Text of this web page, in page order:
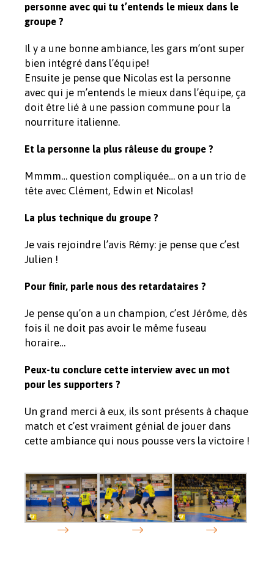
personne avec qui tu t’entends le mieux dans le
groupe ?
Il y a une bonne ambiance, les gars m’ont super
bien intégré dans l’équipe!
Ensuite je pense que Nicolas est la personne
avec qui je m’entends le mieux dans l’équipe, ça
doit être lié à une passion commune pour la
nourriture italienne.
Et la personne la plus râleuse du groupe ?
Mmmm… question compliquée… on a un trio de
tête avec Clément, Edwin et Nicolas!
La plus technique du groupe ?
Je vais rejoindre l’avis Rémy: je pense que c’est
Julien !
Pour finir, parle nous des retardataires ?
Je pense qu’on a un champion, c’est Jérôme, dès
fois il ne doit pas avoir le même fuseau
horaire…
Peux-tu conclure cette interview avec un mot
pour les supporters ?
Un grand merci à eux, ils sont présents à chaque
match et c’est vraiment génial de jouer dans
cette ambiance qui nous pousse vers la victoire !